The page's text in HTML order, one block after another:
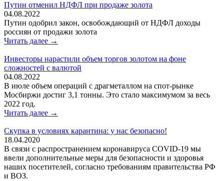
Путин отменил НДФЛ при продаже золота
04.08.2022
Путин одобрил закон, освобождающий от НДФЛ доходы
россиян от продажи золота
Читать далее →
Инвесторы нарастили объем торгов золотом на фоне
сложностей с валютой
04.08.2022
В июле объем операций с драгметаллом на спот-рынке
Мосбиржи достиг 3,1 тонны. Это стало максимумом за весь
2022 год.
Читать далее →
Скупка в условиях карантина: у нас безопасно!
18.04.2020
В связи с распространением коронавируса COVID-19 мы
ввели дополнительные меры для безопасности и здоровья
наших посетителей, согласно требованиям правительства РФ
и ВОЗ.